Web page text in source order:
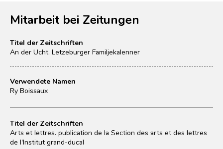
Mitarbeit bei Zeitungen
Titel der Zeitschriften
An der Ucht. Letzeburger Familjekalenner
Verwendete Namen
Ry Boissaux
Titel der Zeitschriften
Arts et lettres. publication de la Section des arts et des lettres
de l'Institut grand-ducal